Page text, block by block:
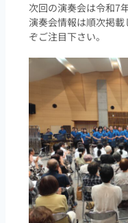
次回の演奏会は令和7
演奏会情報は順次掲
ぞご注目下さい。